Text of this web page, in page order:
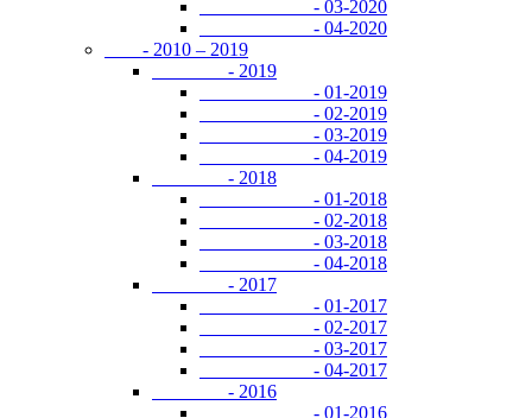
- 03-2020
- 04-2020
- 2010 – 2019
- 2019
- 01-2019
- 02-2019
- 03-2019
- 04-2019
- 2018
- 01-2018
- 02-2018
- 03-2018
- 04-2018
- 2017
- 01-2017
- 02-2017
- 03-2017
- 04-2017
- 2016
- 01-2016